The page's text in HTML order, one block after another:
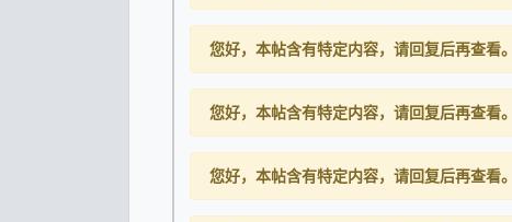
您好，本帖含有特定内容，请回复后再查看。
您好，本帖含有特定内容，请回复后再查看。
您好，本帖含有特定内容，请回复后再查看。